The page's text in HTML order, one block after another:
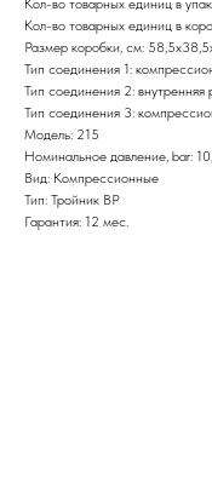
Кол-во товарных единиц в
Кол-во товарных единиц в
Размер коробки, см:
Тип соединения 1:
Тип соединения 2:
Тип соединения 3:
Модель: 215
Номинальное давление, bar:
Вид: Компрессионные
Тип: Тройник ВР
Гарантия: 12 мес.